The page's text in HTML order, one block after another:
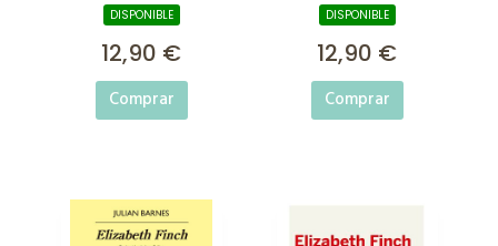
DISPONIBLE
12,90 €
Comprar
DISPONIBLE
12,90 €
Comprar